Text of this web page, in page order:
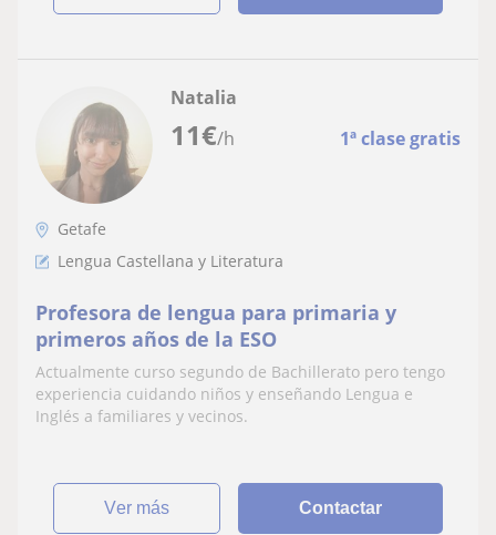
11€/h 1ª clase gratis
Natalia
Getafe
Lengua Castellana y Literatura
Profesora de lengua para primaria y
primeros años de la ESO
Actualmente curso segundo de Bachillerato pero tengo
experiencia cuidando niños y enseñando Lengua e
Inglés a familiares y vecinos.
ver más Contactar